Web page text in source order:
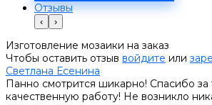
Отзывы
‹ ›
Изготовление мозаики на заказ
Чтобы оставить отзыв войдите или
Светлана Есенина
Панно смотрится шикарно! Спасибо за
качественную работу! Не возникло